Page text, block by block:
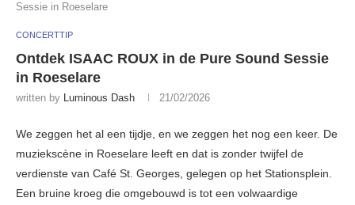
Sessie in Roeselare
CONCERTTIP
Ontdek ISAAC ROUX in de Pure Sound Sessie
in Roeselare
written by Luminous Dash 21/02/2026
We zeggen het al een tijdje, en we zeggen het nog een keer. De
muziekscène in Roeselare leeft en dat is zonder twijfel de
verdienste van Café St. Georges, gelegen op het Stationsplein.
Een bruine kroeg die omgebouwd is tot een volwaardige